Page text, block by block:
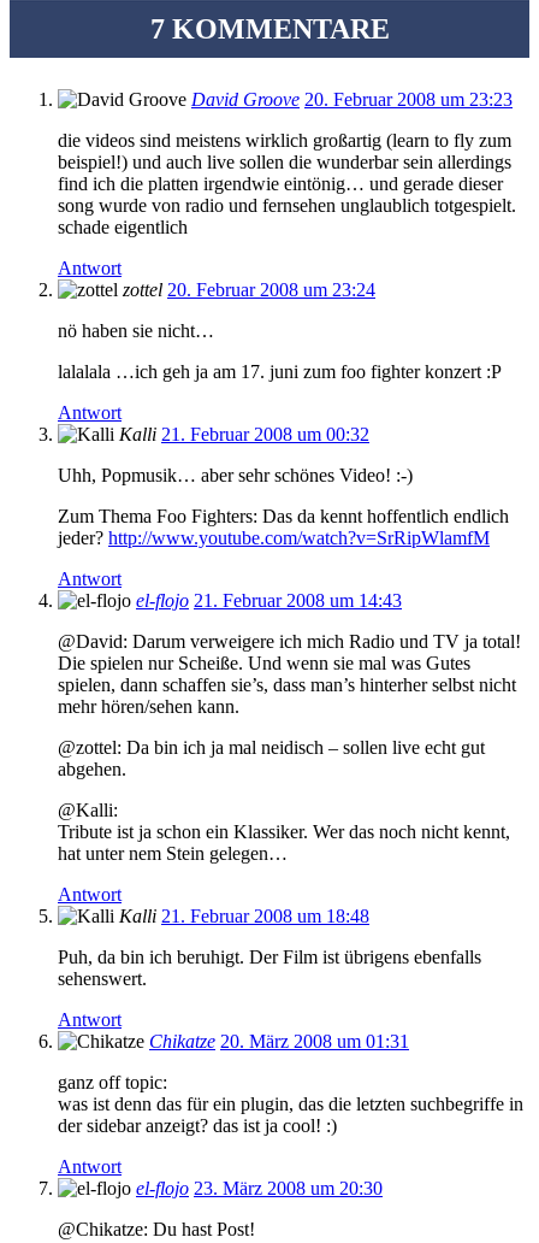
7 KOMMENTARE
David Groove 20. Februar 2008 um 23:23
die videos sind meistens wirklich großartig (learn to fly zum
beispiel!) und auch live sollen die wunderbar sein allerdings
find ich die platten irgendwie eintönig… und gerade dieser
song wurde von radio und fernsehen unglaublich totgespielt.
schade eigentlich
Antwort
zottel 20. Februar 2008 um 23:24
nö haben sie nicht…
lalalala …ich geh ja am 17. juni zum foo fighter konzert :P
Antwort
Kalli 21. Februar 2008 um 00:32
Uhh, Popmusik… aber sehr schönes Video! :-)
Zum Thema Foo Fighters: Das da kennt hoffentlich endlich
jeder? http://www.youtube.com/watch?v=SrRipWlamfM
Antwort
el-flojo 21. Februar 2008 um 14:43
@David: Darum verweigere ich mich Radio und TV ja total!
Die spielen nur Scheiße. Und wenn sie mal was Gutes
spielen, dann schaffen sie’s, dass man’s hinterher selbst nicht
mehr hören/sehen kann.
@zottel: Da bin ich ja mal neidisch – sollen live echt gut
abgehen.
@Kalli:
Tribute ist ja schon ein Klassiker. Wer das noch nicht kennt,
hat unter nem Stein gelegen…
Antwort
Kalli 21. Februar 2008 um 18:48
Puh, da bin ich beruhigt. Der Film ist übrigens ebenfalls
sehenswert.
Antwort
Chikatze 20. März 2008 um 01:31
ganz off topic:
was ist denn das für ein plugin, das die letzten suchbegriffe in
der sidebar anzeigt? das ist ja cool! :)
Antwort
el-flojo 23. März 2008 um 20:30
@Chikatze: Du hast Post!